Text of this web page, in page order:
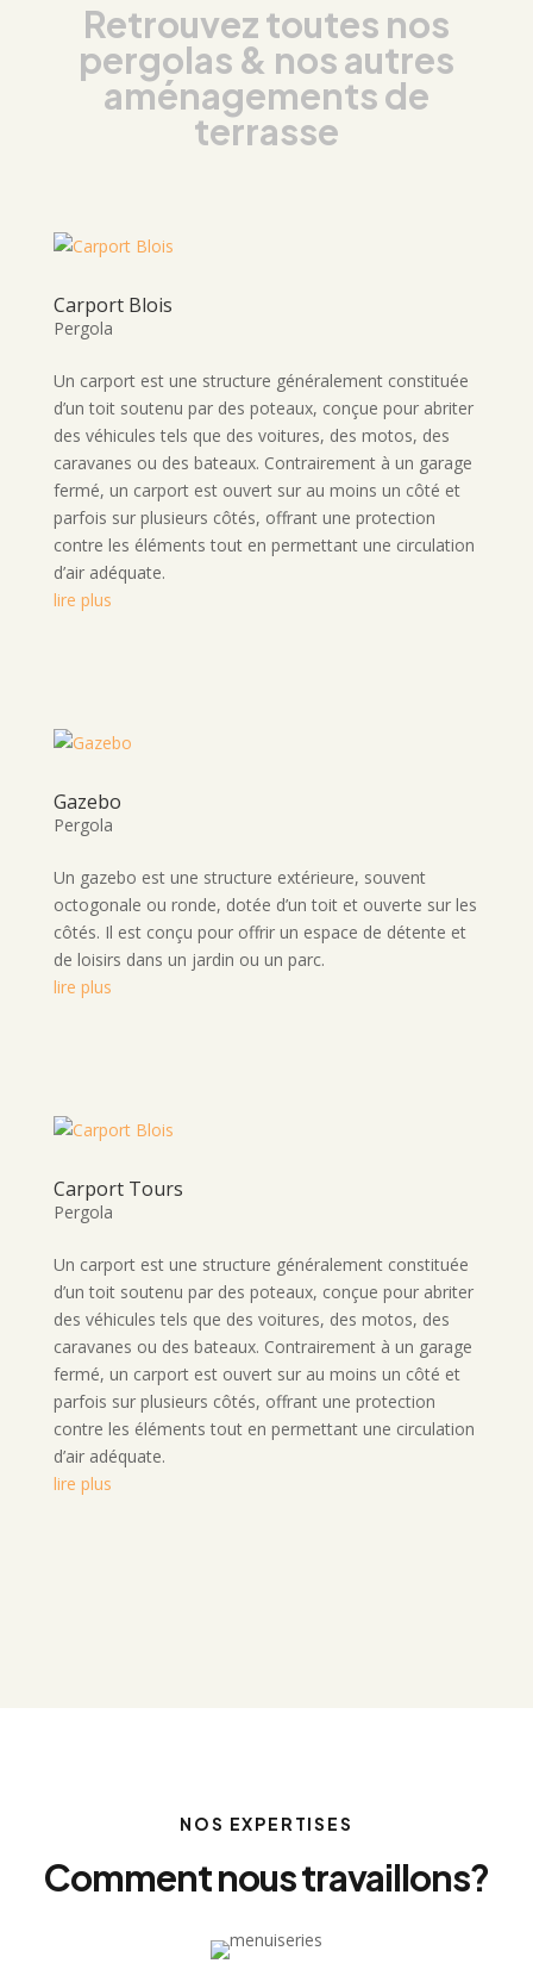
Retrouvez toutes nos
pergolas & nos autres
aménagements de
terrasse
Carport Blois
Pergola
Un carport est une structure généralement constituée
d’un toit soutenu par des poteaux, conçue pour abriter
des véhicules tels que des voitures, des motos, des
caravanes ou des bateaux. Contrairement à un garage
fermé, un carport est ouvert sur au moins un côté et
parfois sur plusieurs côtés, offrant une protection
contre les éléments tout en permettant une circulation
d’air adéquate.
lire plus
Gazebo
Pergola
Un gazebo est une structure extérieure, souvent
octogonale ou ronde, dotée d’un toit et ouverte sur les
côtés. Il est conçu pour offrir un espace de détente et
de loisirs dans un jardin ou un parc.
lire plus
Carport Tours
Pergola
Un carport est une structure généralement constituée
d’un toit soutenu par des poteaux, conçue pour abriter
des véhicules tels que des voitures, des motos, des
caravanes ou des bateaux. Contrairement à un garage
fermé, un carport est ouvert sur au moins un côté et
parfois sur plusieurs côtés, offrant une protection
contre les éléments tout en permettant une circulation
d’air adéquate.
lire plus
NOS EXPERTISES
Comment nous travaillons?